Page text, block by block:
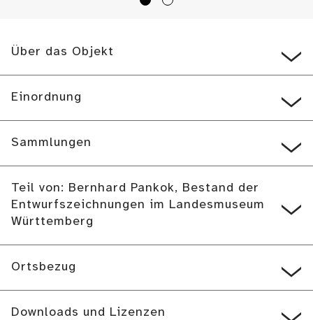
Über das Objekt
Einordnung
Sammlungen
Teil von: Bernhard Pankok, Bestand der
Entwurfszeichnungen im Landesmuseum
Württemberg
Ortsbezug
Downloads und Lizenzen